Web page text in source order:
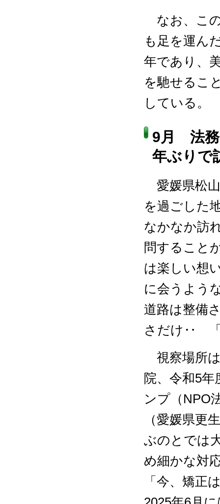
なお、こ
も足を運ん
年であり、
を馳せるこ
している。
9月 法務
年ぶりで
愛媛県松
を過ごした
なかなか訪
問すること
は楽しい想
に会うよう
道路は整備
さだけ‥ 「
視察場所
院、令和5
ンプ（NPO
（愛媛県更
ぶのとでは
め細かな対
「今、矯正